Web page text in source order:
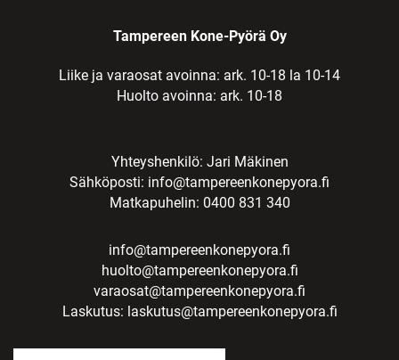
Tampereen Kone-Pyörä Oy
Liike ja varaosat avoinna: ark. 10-18 la 10-14
Huolto avoinna: ark. 10-18
Yhteyshenkilö: Jari Mäkinen
Sähköposti: info@tampereenkonepyora.fi
Matkapuhelin: 0400 831 340
info@tampereenkonepyora.fi
huolto@tampereenkonepyora.fi
varaosat@tampereenkonepyora.fi
Laskutus: laskutus@tampereenkonepyora.fi